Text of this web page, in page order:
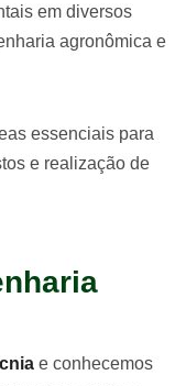
em diversos
agronômica e
essenciais para
e realização de
e conhecemos